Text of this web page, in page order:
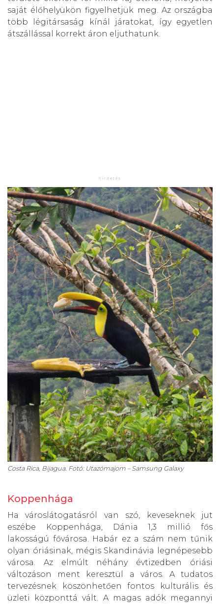
saját élőhelyükön figyelhetjük meg. Az országba
több légitársaság kínál járatokat, így egyetlen
átszállással korrekt áron eljuthatunk.
Costa Rica, Bijagua. Fotó: Utazómajom – Samsung Galaxy
Koppenhága
Ha városlátogatásról van szó, keveseknek jut
eszébe Koppenhága, Dánia 1,3 millió fős
lakosságú fővárosa. Habár ez a szám nem tűnik
olyan óriásinak, mégis Skandinávia legnépesebb
városa. Az elmúlt néhány évtizedben óriási
változáson ment keresztül a város. A tudatos
tervezésnek köszönhetően fontos kulturális és
üzleti központtá vált. A magas adók megannyi